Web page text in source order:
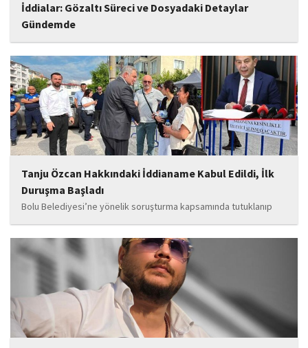
İddialar: Gözaltı Süreci ve Dosyadaki Detaylar
Gündemde
İstanbul Cumhuriyet Başsavcılığı tarafından yürütülen ve Haluk
Levent ile kurucusu olduğu Ahbap Derneği'ni kapsadığı belirtilen
soruşturmaya ilişkin yeni iddialar gündeme geldi. Edinilen
bilgilere göre, soruşturmanın ani bir operasyonla değil, aylar...
Tanju Özcan Hakkındaki İddianame Kabul Edildi, İlk
Duruşma Başladı
Bolu Belediyesi’ne yönelik soruşturma kapsamında tutuklanıp
belediye başkanlığı görevinden uzaklaştırılan Tanju Özcan’ın da
aralarında bulunduğu 6’sı tutuklu 19 sanığın yargılandığı dava
başladı.